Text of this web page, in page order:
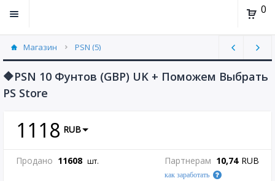
0
Магазин PSN (5)
🔶PSN 10 Фунтов (GBP) UK + Поможем Выбрать
PS Store
1118 RUB
Продано 11608 шт. Партнерам 10,74 RUB
как заработать